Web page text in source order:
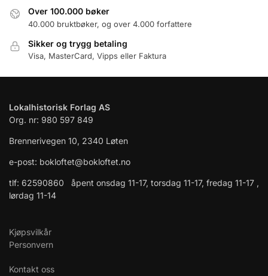
Over 100.000 bøker
40.000 bruktbøker, og over 4.000 forfattere
Sikker og trygg betaling
Visa, MasterCard, Vipps eller Faktura
Lokalhistorisk Forlag AS
Org. nr: 980 597 849
Brennerivegen 10, 2340 Løten
e-post: bokloftet@bokloftet.no
tlf: 62590860 åpent onsdag 11-17, torsdag 11-17, fredag 11-17 ,
lørdag 11-14
Kjøpsvilkår
Personvern
Kontakt oss